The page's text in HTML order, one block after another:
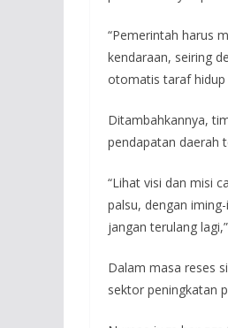
“Pemerintah harus
kendaraan, seiring
otomatis taraf hidup
Ditambahkannya,
pendapatan daerah
“Lihat visi dan misi
palsu, dengan
jangan terulang
Dalam masa reses
sektor peningkatan